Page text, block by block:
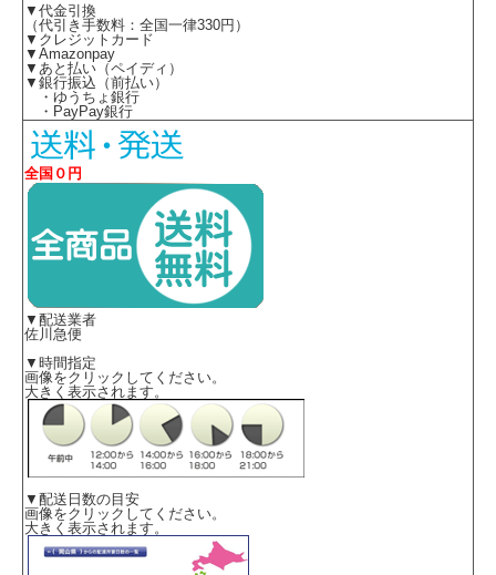
▼代金引換
（代引き手数料：全国一律330円）
▼クレジットカード
▼Amazonpay
▼あと払い（ペイディ）
▼銀行振込（前払い）
・ゆうちょ銀行
・PayPay銀行
全国０円
▼配送業者
佐川急便
▼時間指定
画像をクリックしてください。
大きく表示されます。
▼配送日数の目安
画像をクリックしてください。
大きく表示されます。